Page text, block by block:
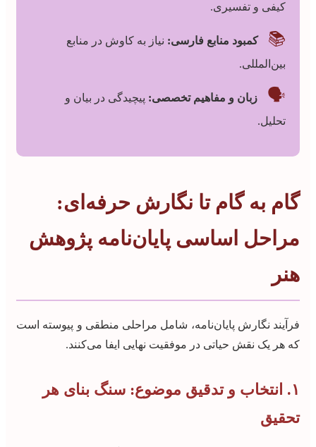
کیفی و تفسیری.
📚 کمبود منابع فارسی: نیاز به کاوش در منابع
بین‌المللی.
🗣️ زبان و مفاهیم تخصصی: پیچیدگی در بیان و
تحلیل.
گام به گام تا نگارش حرفه‌ای:
مراحل اساسی پایان‌نامه پژوهش
هنر
فرآیند نگارش پایان‌نامه، شامل مراحلی منطقی و پیوسته است
که هر یک نقش حیاتی در موفقیت نهایی ایفا می‌کنند.
۱. انتخاب و تدقیق موضوع: سنگ بنای هر
تحقیق